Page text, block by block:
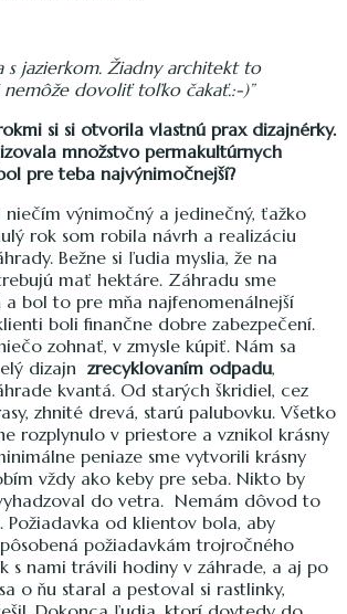
s jazierkom. Žiadny architekt to
nemôže dovoliť toľko čakať.:-)”
si si otvorila vlastnú prax dizajnérky.
množstvo permakultúrnych
pre teba najvýnimočnejší?
niečím výnimočný a jedinečný, ťažko
rok som robila návrh a realizáciu
Bežne si ľudia myslia, že na
mať hektáre. Záhradu sme
a bol to pre mňa najfenomenálnejší
boli finančne dobre zabezpečení.
zohnať, v zmysle kúpiť. Nám sa
dizajn zrecyklovaním odpadu,
kvantá. Od starých škridiel, cez
zhnité drevá, starú palubovku. Všetko
rozplynulo v priestore a vznikol krásny
peniaze sme vytvorili krásny
vždy ako keby pre seba. Nikto by
do vetra. Nemám dôvod to
Požiadavka od klientov bola, aby
požiadavkám trojročného
s nami trávili hodiny v záhrade, a aj po
o ňu staral a pestoval si rastlinky,